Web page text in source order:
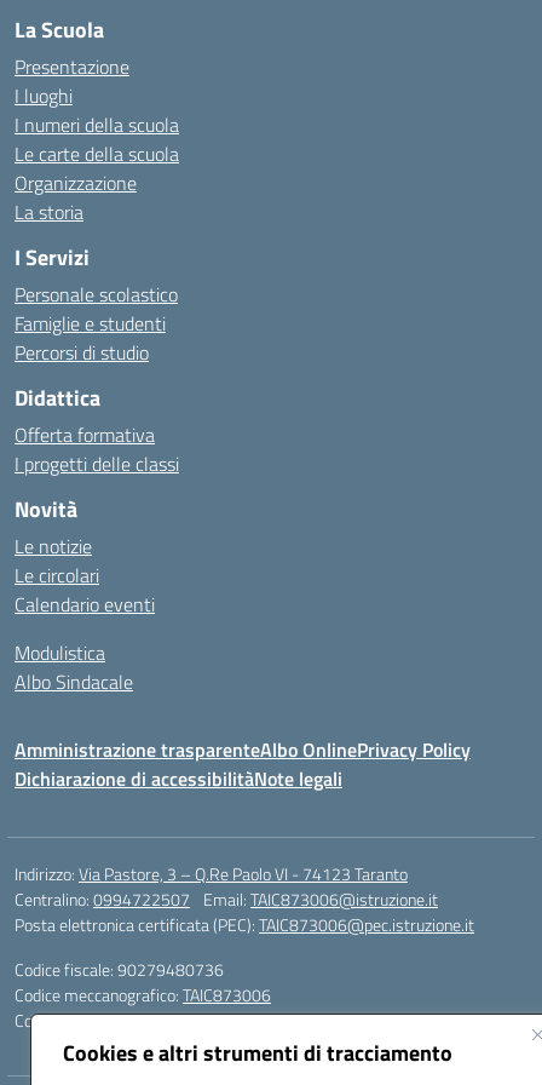
Cookies e altri strumenti di tracciamento
La Scuola
Presentazione
I luoghi
I numeri della scuola
Le carte della scuola
Organizzazione
La storia
I Servizi
Personale scolastico
Famiglie e studenti
Percorsi di studio
Didattica
Offerta formativa
I progetti delle classi
Novità
Le notizie
Le circolari
Calendario eventi
Modulistica
Albo Sindacale
Amministrazione trasparenteAlbo OnlinePrivacy Policy
Dichiarazione di accessibilitàNote legali
Indirizzo:Via Pastore, 3 – Q.Re Paolo VI - 74123 Taranto
Centralino:0994722507 Email:TAIC873006@istruzione.it
Posta elettronica certificata (PEC):TAIC873006@pec.istruzione.it
Codice fiscale: 90279480736
Codice meccanografico:TAIC873006
Codice unico di fatturazione (CUF): 488XBQ